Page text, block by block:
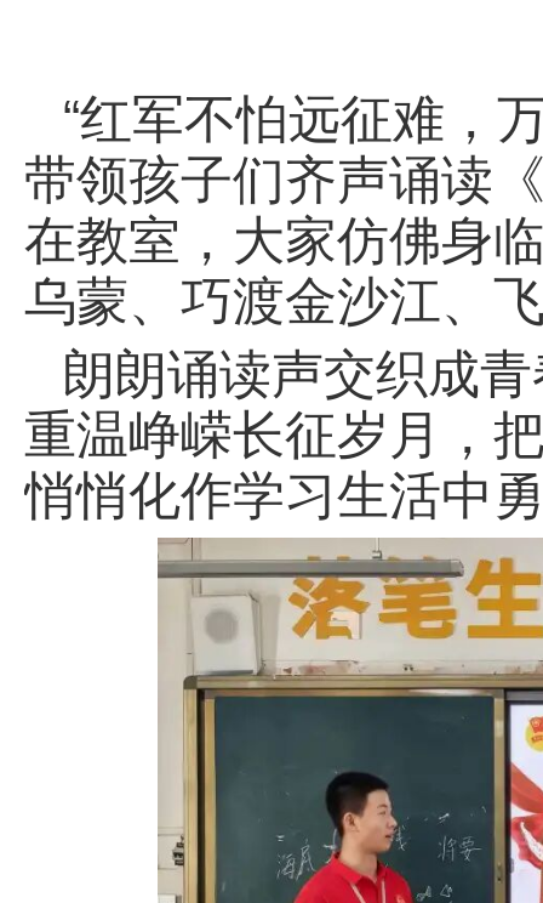
“红军不怕远征难，
带领孩子们齐声诵读
在教室，大家仿佛身
乌蒙、巧渡金沙江、
朗朗诵读声交织成
重温峥嵘长征岁月，
悄悄化作学习生活中